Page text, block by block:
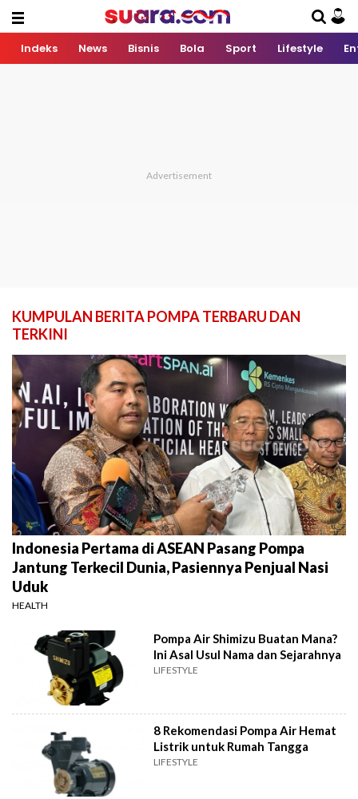
Indeks News Bisnis Bola Sport Lifestyle
KUMPULAN BERITA POMPA TERBARU DAN
TERKINI
Indonesia Pertama di ASEAN Pasang Pompa
Jantung Terkecil Dunia, Pasiennya Penjual Nasi
Uduk
HEALTH
Pompa Air Shimizu Buatan Mana?
Ini Asal Usul Nama dan Sejarahnya
LIFESTYLE
8 Rekomendasi Pompa Air Hemat
Listrik untuk Rumah Tangga
LIFESTYLE